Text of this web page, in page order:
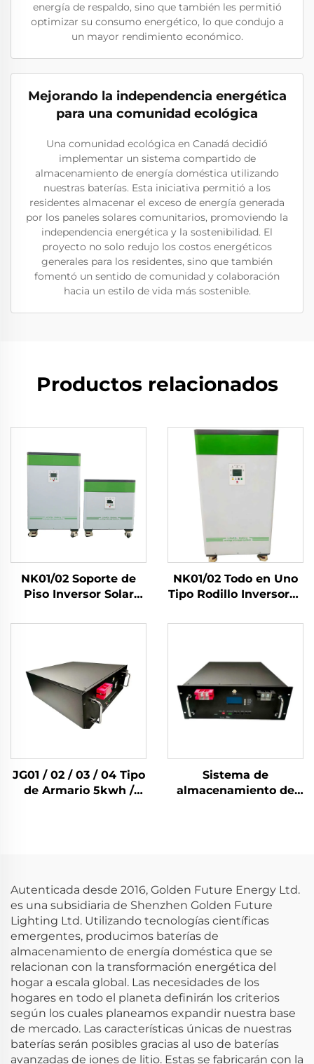
energía de respaldo, sino que también les permitió
optimizar su consumo energético, lo que condujo a
un mayor rendimiento económico.
Mejorando la independencia energética
para una comunidad ecológica
Una comunidad ecológica en Canadá decidió
implementar un sistema compartido de
almacenamiento de energía doméstica utilizando
nuestras baterías. Esta iniciativa permitió a los
residentes almacenar el exceso de energía generada
por los paneles solares comunitarios, promoviendo la
independencia energética y la sostenibilidad. El
proyecto no solo redujo los costos energéticos
generales para los residentes, sino que también
fomentó un sentido de comunidad y colaboración
hacia un estilo de vida más sostenible.
Productos relacionados
NK01/02 Soporte de
Piso Inversor Solar
Lifepo4 5kwh/10kwh
Energía Solar
Residencial
NK01/02 Todo en Uno
Tipo Rodillo Inversores
Lifepo4 Celdas
de Energía Solar
Residencial
JG01 / 02 / 03 / 04 Tipo
de Armario 5kwh /
Sistema de
almacenamiento de
Autenticada desde 2016, Golden Future Energy Ltd.
es una subsidiaria de Shenzhen Golden Future
Lighting Ltd. Utilizando tecnologías científicas
emergentes, producimos baterías de
almacenamiento de energía doméstica que se
relacionan con la transformación energética del
hogar a escala global. Las necesidades de los
hogares en todo el planeta definirán los criterios
según los cuales planeamos expandir nuestra base
de mercado. Las características únicas de nuestras
baterías serán posibles gracias al uso de baterías
avanzadas de iones de litio. Estas se fabricarán con la